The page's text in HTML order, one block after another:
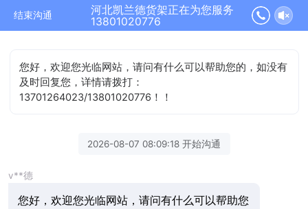
结束沟通
河北凯兰德货架正在为您服务
13801020776
您好，欢迎您光临网站，请问有什么可以帮助您的，如没有
及时回复您，详情请拨打：
13701264023/13801020776！！
2026-08-07 08:09:18 开始沟通
v**德
您好，欢迎您光临网站，请问有什么可以帮助您